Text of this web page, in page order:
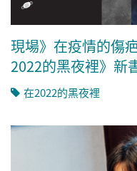
現場》在疫情的傷
2022的黑夜裡》新
在2022的黑夜裡